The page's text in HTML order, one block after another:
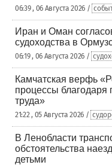
06:39 , 06 Августа 2026 /
Иран и Оман
судоходства в
06:19 , 06 Августа 2026 /
Камчатская верфь
процессы благодаря
труда»
21:22 , 05 Августа 2026 /
В Ленобласти
обстоятельства
детьми